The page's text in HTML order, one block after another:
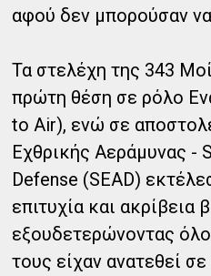
αφού δεν μπορούσαν
Τα στελέχη της 343
πρώτη θέση σε ρόλο
to Air), ενώ σε
Εχθρικής Αεράμυνας -
Defense (SEAD)
επιτυχία και ακρίβεια
εξουδετερώνοντας
τους είχαν ανατεθεί